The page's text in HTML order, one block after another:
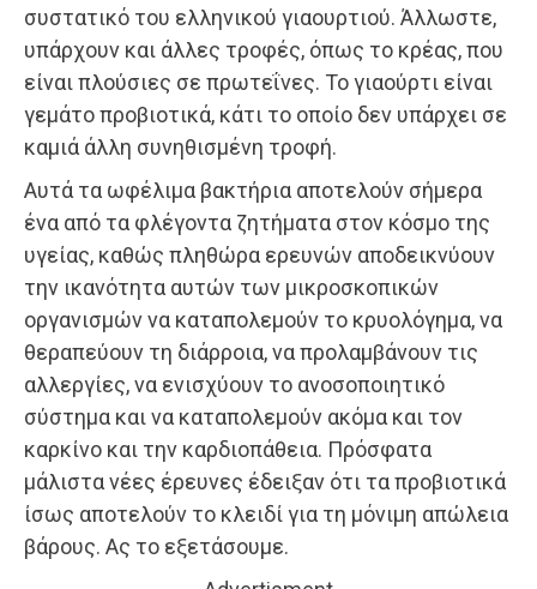
συστατικό του ελληνικού γιαουρτιού. Άλλωστε,
υπάρχουν και άλλες τροφές, όπως το κρέας, που
είναι πλούσιες σε πρωτεΐνες. Το γιαούρτι είναι
γεμάτο προβιοτικά, κάτι το οποίο δεν υπάρχει σε
καμιά άλλη συνηθισμένη τροφή.
Αυτά τα ωφέλιμα βακτήρια αποτελούν σήμερα
ένα από τα φλέγοντα ζητήματα στον κόσμο της
υγείας, καθώς πληθώρα ερευνών αποδεικνύουν
την ικανότητα αυτών των μικροσκοπικών
οργανισμών να καταπολεμούν το κρυολόγημα, να
θεραπεύουν τη διάρροια, να προλαμβάνουν τις
αλλεργίες, να ενισχύουν το ανοσοποιητικό
σύστημα και να καταπολεμούν ακόμα και τον
καρκίνο και την καρδιοπάθεια. Πρόσφατα
μάλιστα νέες έρευνες έδειξαν ότι τα προβιοτικά
ίσως αποτελούν το κλειδί για τη μόνιμη απώλεια
βάρους. Ας το εξετάσουμε.